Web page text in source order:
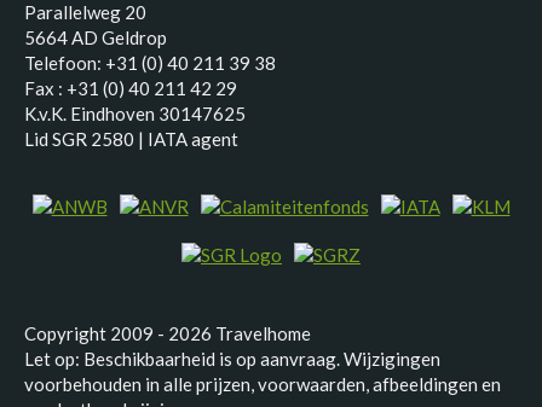
Parallelweg 20
5664 AD Geldrop
Telefoon: +31 (0) 40 211 39 38
Fax : +31 (0) 40 211 42 29
K.v.K. Eindhoven 30147625
Lid SGR 2580 | IATA agent
Copyright 2009 - 2026 Travelhome
Let op: Beschikbaarheid is op aanvraag. Wijzigingen
voorbehouden in alle prijzen, voorwaarden, afbeeldingen en